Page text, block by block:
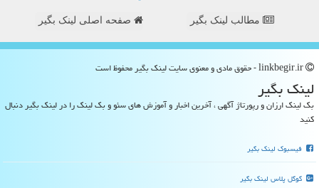
مطالب لینک بگیر صفحه اصلی لینک بگیر
لینك بگیر
بک لینک ارزان و رپورتاژ آگهی ، آخرین اخبار و آموزش های سئو و بک لینک را در لینک بگیر دنبال
کنید
فیسبوک لینک بگیر
گوگل پلاس لینک بگیر